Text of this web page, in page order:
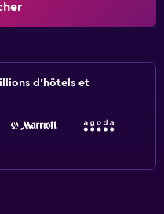
d'hôtels et